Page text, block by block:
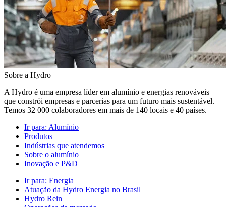
Sobre a Hydro
A Hydro é uma empresa líder em alumínio e energias renováveis
que constrói empresas e parcerias para um futuro mais sustentável.
Temos 32 000 colaboradores em mais de 140 locais e 40 países.
Ir para: Alumínio
Produtos
Indústrias que atendemos
Sobre o alumínio
Inovação e P&D
Ir para: Energia
Atuação da Hydro Energia no Brasil
Hydro Rein